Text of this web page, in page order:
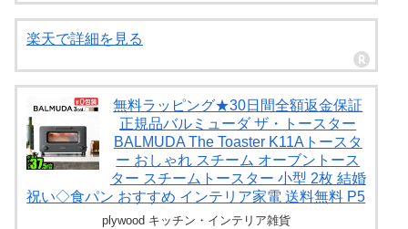
楽天で詳細を見る
無料ラッピング★30日間全額返金保証
正規品バルミューダ ザ・トースター
BALMUDA The Toaster K11Aトースタ
ー おしゃれ スチーム オーブントース
ター スチームトースター 小型 2枚 結婚
祝い◇食パン おすすめ インテリア家電 送料無料 P5
plywood キッチン・インテリア雑貨